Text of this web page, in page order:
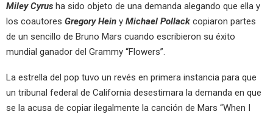
Miley Cyrus ha sido objeto de una demanda alegando que ella y
los coautores Gregory Hein y Michael Pollack copiaron partes
de un sencillo de Bruno Mars cuando escribieron su éxito
mundial ganador del Grammy “Flowers”.
La estrella del pop tuvo un revés en primera instancia para que
un tribunal federal de California desestimara la demanda en que
se la acusa de copiar ilegalmente la canción de Mars “When I